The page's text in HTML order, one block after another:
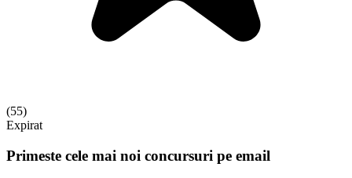
(55)
Expirat
Primeste cele mai noi concursuri pe email